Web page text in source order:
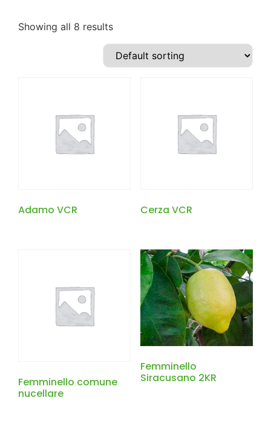
Showing all 8 results
Adamo VCR Cerza VCR
Femminello comune
nucellare
Femminello
Siracusano 2KR